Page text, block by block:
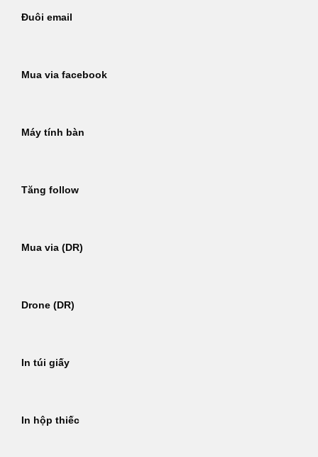
Đuôi email
Mua via facebook
Máy tính bàn
Tăng follow
Mua via (DR)
Drone (DR)
In túi giấy
In hộp thiếc